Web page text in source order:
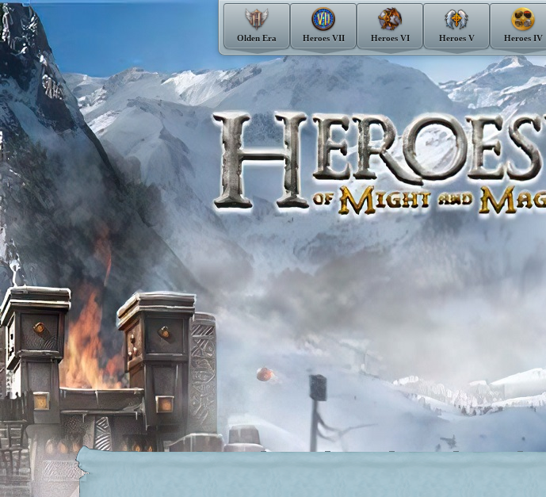
Olden Era Heroes VII Heroes VI Heroes V Heroes IV